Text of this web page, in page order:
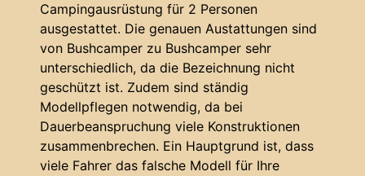
Campingausrüstung für 2 Personen
ausgestattet. Die genauen Austattungen sind
von Bushcamper zu Bushcamper sehr
unterschiedlich, da die Bezeichnung nicht
geschützt ist. Zudem sind ständig
Modellpflegen notwendig, da bei
Dauerbeanspruchung viele Konstruktionen
zusammenbrechen. Ein Hauptgrund ist, dass
viele Fahrer das falsche Modell für Ihre